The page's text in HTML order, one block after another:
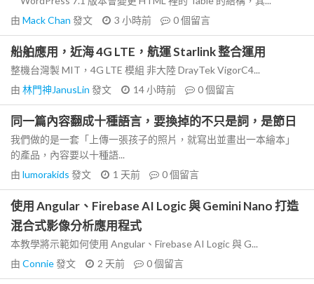
由 Mack Chan 發文 3 小時前 0個留言
船舶應用，近海 4G LTE，航運 Starlink 整合運用
整機台灣製 MIT，4G LTE 模組 非大陸 DrayTek VigorC4...
由 林門神JanusLin 發文 14 小時前 0個留言
同一篇內容翻成十種語言，要換掉的不只是詞，是節日
我們做的是一套「上傳一張孩子的照片，就寫出並畫出一本繪本」
的產品，內容要以十種語...
由 lumorakids 發文 1 天前 0個留言
使用 Angular、Firebase AI Logic 與 Gemini Nano 打造
混合式影像分析應用程式
本教學將示範如何使用 Angular、Firebase AI Logic 與 G...
由 Connie發文 2 天前 0個留言